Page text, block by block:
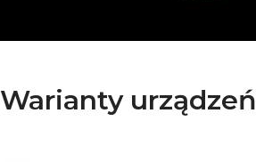
Warianty urządzeń